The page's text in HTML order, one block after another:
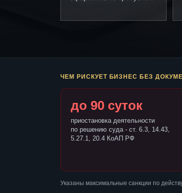
ЧЕМ РИСКУЕТ БИЗНЕС БЕЗ
до 90 суток
приостановка деятельности
по решению суда - ст. 6.3, 14.43,
5.27.1, 20.4 КоАП РФ
Указаны максимальные санкции по